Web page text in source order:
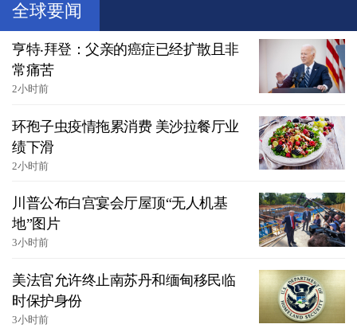
全球要闻
亨特‧拜登：父亲的癌症已经扩散且非
常痛苦
2小时前
环孢子虫疫情拖累消费 美沙拉餐厅业
绩下滑
2小时前
川普公布白宫宴会厅屋顶“无人机基
地”图片
3小时前
美法官允许终止南苏丹和缅甸移民临
时保护身份
3小时前